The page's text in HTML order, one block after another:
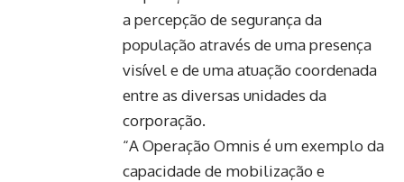
a percepção de segurança da
população através de uma presença
visível e de uma atuação coordenada
entre as diversas unidades da
corporação.
“A Operação Omnis é um exemplo da
capacidade de mobilização e